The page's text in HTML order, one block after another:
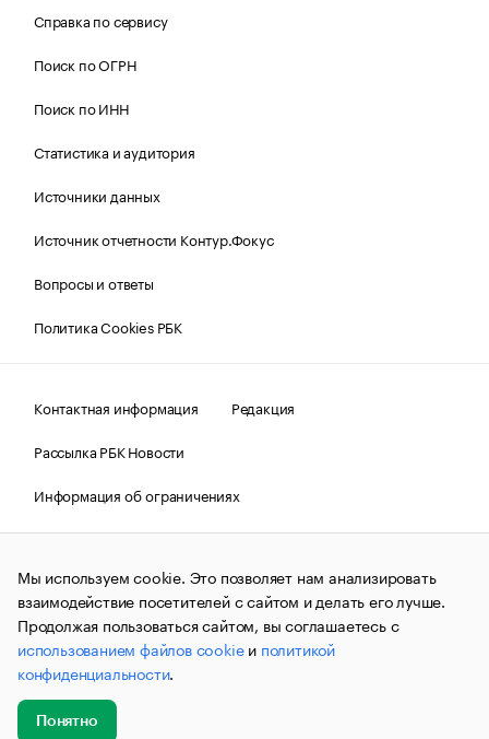
Справка по сервису
Поиск по ОГРН
Поиск по ИНН
Статистика и аудитория
Источники данных
Источник отчетности Контур.Фокус
Вопросы и ответы
Политика Cookies РБК
Контактная информация
Редакция
Рассылка РБК Новости
Информация об ограничениях
Правовая информация
О соблюдении авторских прав
© АО «РОСБИЗНЕСКОНСАЛТИНГ»,1995–2026.Сообщения
и материалы информационного агентства «РБК»
(зарегистрировано Федеральной службой по надзору в сфере
связи, информационных технологий и массовых
коммуникаций (Роскомнадзор) 09.12.2015 за номером ИА
№ФС77-63848) сопровождаются пометкой «РБК». Отдельные
публикации могут содержать информацию,
не предназначенную для пользователей
до 18 лет.
Мы используем cookie. Это позволяет нам анализировать
взаимодействие посетителей с сайтом и делать его лучше.
Продолжая пользоваться сайтом, вы соглашаетесь с
использованием файлов cookieи политикой
конфиденциальности.
Понятно